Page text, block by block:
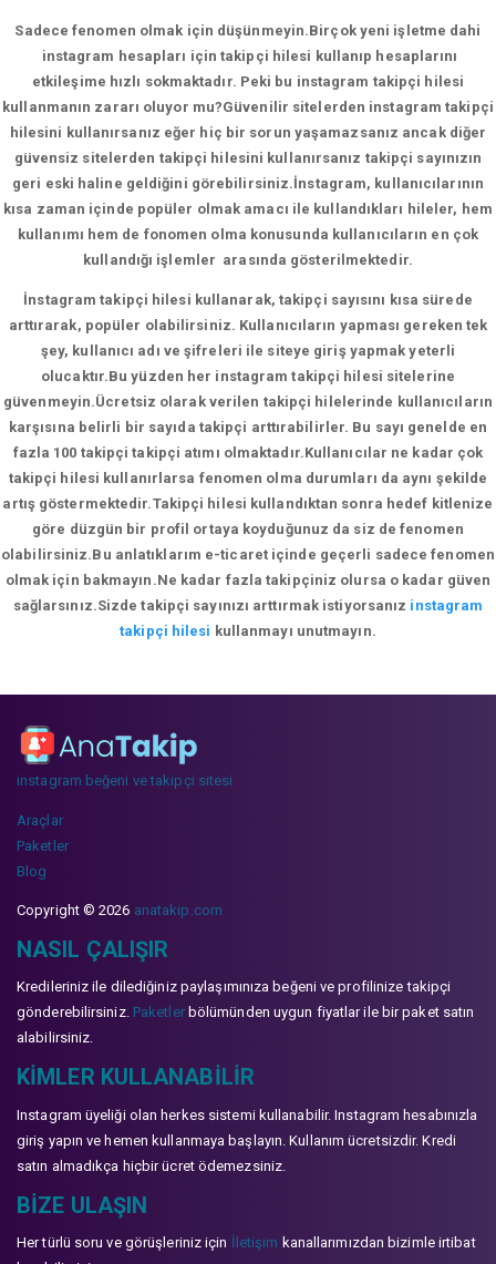
Sadece fenomen olmak için düşünmeyin.Birçok yeni işletme dahi
instagram hesapları için takipçi hilesi kullanıp hesaplarını
etkileşime hızlı sokmaktadır. Peki bu instagram takipçi hilesi
kullanmanın zararı oluyor mu?Güvenilir sitelerden instagram takipçi
hilesini kullanırsanız eğer hiç bir sorun yaşamazsanız ancak diğer
güvensiz sitelerden takipçi hilesini kullanırsanız takipçi sayınızın
geri eski haline geldiğini görebilirsiniz.İnstagram, kullanıcılarının
kısa zaman içinde popüler olmak amacı ile kullandıkları hileler, hem
kullanımı hem de fonomen olma konusunda kullanıcıların en çok
kullandığı işlemler arasında gösterilmektedir.
İnstagram takipçi hilesi kullanarak, takipçi sayısını kısa sürede
arttırarak, popüler olabilirsiniz. Kullanıcıların yapması gereken tek
şey, kullanıcı adı ve şifreleri ile siteye giriş yapmak yeterli
olucaktır.Bu yüzden her instagram takipçi hilesi sitelerine
güvenmeyin.Ücretsiz olarak verilen takipçi hilelerinde kullanıcıların
karşısına belirli bir sayıda takipçi arttırabilirler. Bu sayı genelde en
fazla 100 takipçi takipçi atımı olmaktadır.Kullanıcılar ne kadar çok
takipçi hilesi kullanırlarsa fenomen olma durumları da aynı şekilde
artış göstermektedir.Takipçi hilesi kullandıktan sonra hedef kitlenize
göre düzgün bir profil ortaya koyduğunuz da siz de fenomen
olabilirsiniz.Bu anlatıklarım e-ticaret içinde geçerli sadece fenomen
olmak için bakmayın.Ne kadar fazla takipçiniz olursa o kadar güven
sağlarsınız.Sizde takipçi sayınızı arttırmak istiyorsanız instagram
takipçi hilesi kullanmayı unutmayın.
instagram beğeni ve takipçi sitesi
Araçlar
Paketler
Blog
Copyright © 2026 anatakip.com
NASIL ÇALIŞIR
Kredileriniz ile dilediğiniz paylaşımınıza beğeni ve profilinize takipçi
gönderebilirsiniz. Paketlerbölümünden uygun fiyatlar ile bir paket satın
alabilirsiniz.
KIMLER KULLANABILIR
Instagram üyeliği olan herkes sistemi kullanabilir. Instagram hesabınızla
giriş yapın ve hemen kullanmaya başlayın. Kullanım ücretsizdir. Kredi
satın almadıkça hiçbir ücret ödemezsiniz.
BIZE ULAŞIN
Her türlü soru ve görüşleriniz için İletişim kanallarımızdan bizimle irtibat